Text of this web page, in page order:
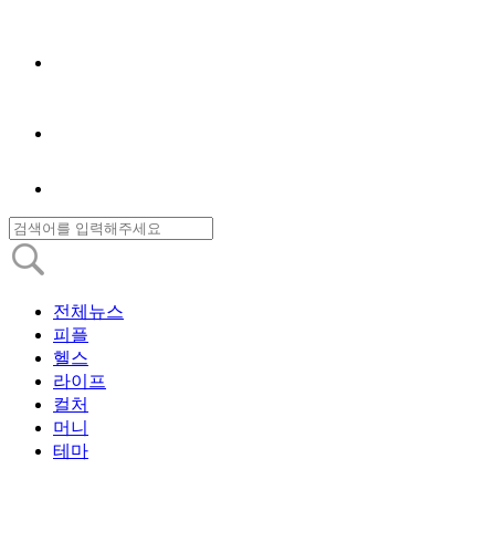
전체뉴스
피플
헬스
라이프
컬처
머니
테마